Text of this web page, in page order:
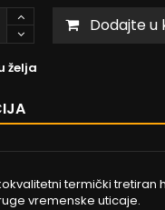
Dodajte u
želja
termički tretiran
vremenske uticaje.